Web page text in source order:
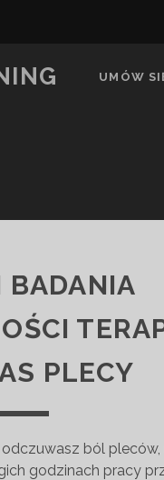
UMÓW
PLECY
ból pleców,
godzinach pracy